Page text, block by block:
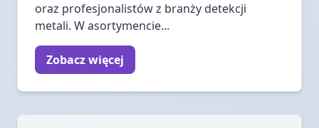
oraz profesjonalistów z branży detekcji
metali. W asortymencie...
Zobacz więcej